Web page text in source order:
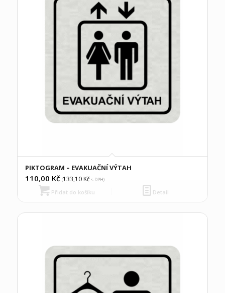
PIKTOGRAM – EVAKUAČNÍ VÝTAH
110,00 Kč (133,10Kčs DPH)
Přidat do košíku Detail